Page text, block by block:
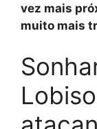
vez mais
muito mais